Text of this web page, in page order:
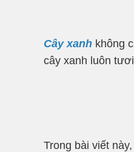
Cây xanh không
cây xanh luôn
Trong bài viết